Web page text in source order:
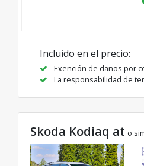
Incluido en el precio:
Exención de daños por
La responsabilidad de
Skoda Kodiaq at o